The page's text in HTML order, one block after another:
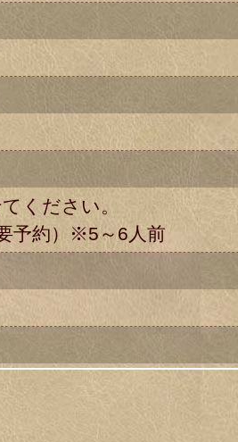
ください。
予約）※5～6人前